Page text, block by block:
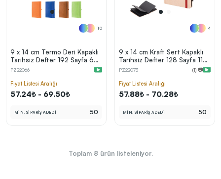
10
9 x 14 cm Termo Deri Kapaklı
Tarihsiz Defter 192 Sayfa 60
gr Holmen Krem Çizgili
PZ22066
Fiyat Listesi Aralığı
57.24₺ - 69.50₺
MİN. SİPARİŞ ADEDİ 50
4
9 x 14 cm Kraft Sert Kapaklı
Tarihsiz Defter 128 Sayfa 110
gr Siyah Çizgisiz Kalem Takma
PZ22073 (1) 📷
Fiyat Listesi Aralığı
57.88₺ - 70.28₺
MİN. SİPARİŞ ADEDİ 50
Toplam 8 ürün listeleniyor.